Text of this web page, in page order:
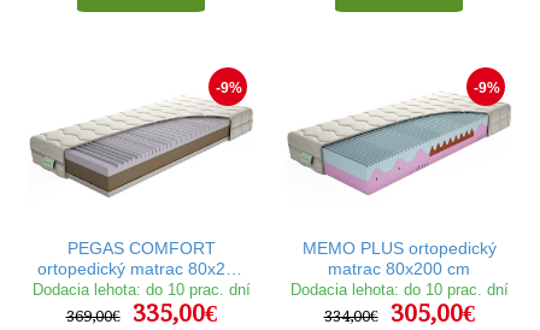
-9%
PEGAS COMFORT
ortopedický matrac 80x200
cm
Dodacia lehota: do 10 prac. dní
369,00€
335,00€
-9%
MEMO PLUS ortopedický
matrac 80x200 cm
Dodacia lehota: do 10 prac. dní
334,00€
305,00€